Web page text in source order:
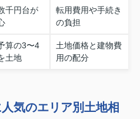
千円台が
転用費用や手続き
の負担
算の3〜4
土地
土地価格と建物費
用の配分
気のエリア別土地相